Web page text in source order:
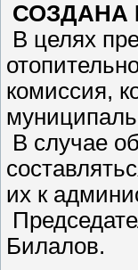
СОЗДАНА
В целях
комиссия,
В случае
их к
Билалов.